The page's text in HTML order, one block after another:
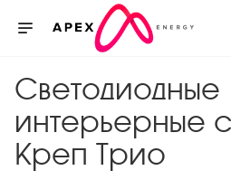
Светодиодные
интерьерные
Креп Трио